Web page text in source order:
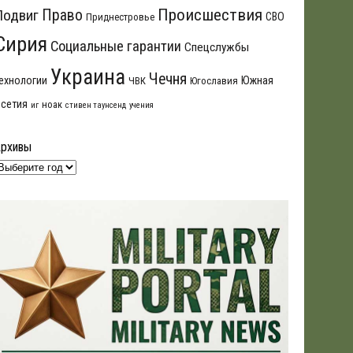
Право Приднестровье Происшествия СВО
Социальные гарантии Спецслужбы
Украина ЧВК Чечня Югославия Южная
иг ноак стивен таунсенд учения